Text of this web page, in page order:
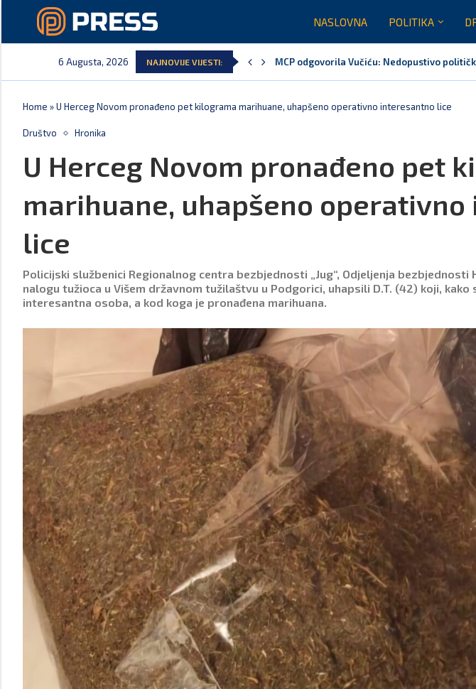
NASLOVNA POLITIKA
6 Augusta, 2026 NAJNOVIJE VIJESTI:
MCP odgovorila Vučiću: Nedopustivo
Andrić: Crnoj Gori nije bilo mjesto na
Spajić: Gusinje primjer sredine u kojoj se
Vučić čuva Marovića do zastare presude
Poreska uprava: Za sedam mjeseci
Laković: Crna Gora nije dobila zvaničnu
Home »U Herceg Novom pronađeno pet kilograma marihuane, uhapšeno operativno interesantno lice
Društvo Hronika
U Herceg Novom pronađeno pet
marihuane, uhapšeno
lice
Policijski službenici Regionalnog centra bezbjednosti „Jug“, Odjeljenja bezbjednosti
nalogu tužioca u Višem državnom tužilaštvu u Podgorici, uhapsili D.T. (42) koji,
interesantna osoba, a kod koga je pronađena marihuana.